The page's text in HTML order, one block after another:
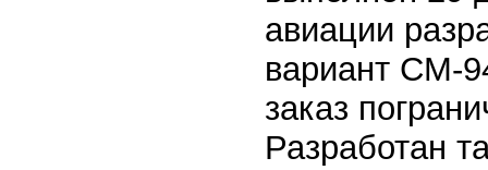
авиации
вариант СМ-
заказ
Разработан